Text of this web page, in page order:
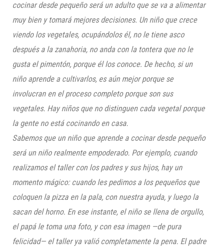
cocinar desde pequeño será un adulto que se va a alimentar
muy bien y tomará mejores decisiones. Un niño que crece
viendo los vegetales, ocupándolos él, no le tiene asco
después a la zanahoria, no anda con la tontera que no le
gusta el pimentón, porque él los conoce. De hecho, si un
niño aprende a cultivarlos, es aún mejor porque se
involucran en el proceso completo porque son sus
vegetales. Hay niños que no distinguen cada vegetal porque
la gente no está cocinando en casa.
Sabemos que un niño que aprende a cocinar desde pequeño
será un niño realmente empoderado. Por ejemplo, cuando
realizamos el taller con los padres y sus hijos, hay un
momento mágico: cuando les pedimos a los pequeños que
coloquen la pizza en la pala, con nuestra ayuda, y luego la
sacan del horno. En ese instante, el niño se llena de orgullo,
el papá le toma una foto, y con esa imagen —de pura
felicidad— el taller ya valió completamente la pena. El padre